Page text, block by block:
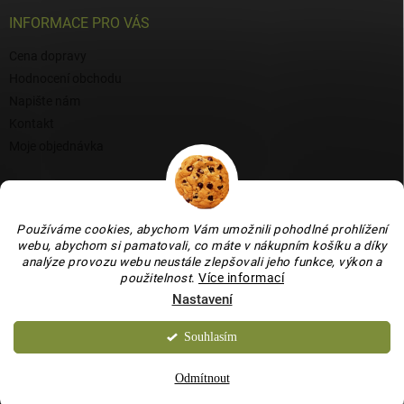
Používáme cookies, abychom Vám umožnili pohodlné prohlížení
webu, abychom si pamatovali, co máte v nákupním košíku a díky
analýze provozu webu neustále zlepšovali jeho funkce, výkon a
použitelnost. Více informací
Nastavení
Odmítnout
Souhlasím
INFORMACE PRO VÁS
Proč si vybrat naši keramiku?
Jak vybrat vánoční venkovní dekoraci: tipy a inspirace
Co dokážou vaječné skořápky v zahradě, květináči i na balkoně
Vytvořil Shoptet
Bydlení je hračka. Všechna práva vyhrazena.
nastavení cookies